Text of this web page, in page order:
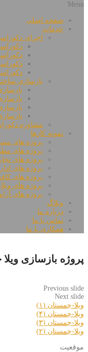
Menu
صفحه اصلی
خدمات
اجرای
بازسازی
مشاوره
نمونه کارها
پروژه های
پروژه های
پروژه های
پروژه های
پروژه های
پروژه های
پروژه های
وبلاگ
درباره ما
تماس با ما
همکاری با ما
پروژه بازسازی
Previous slide
Next slide
ویلا-چمستان (۱)
ویلا-چمستان (۴)
ویلا-چمستان (۳)
ویلا-چمستان (۲)
موقعیت